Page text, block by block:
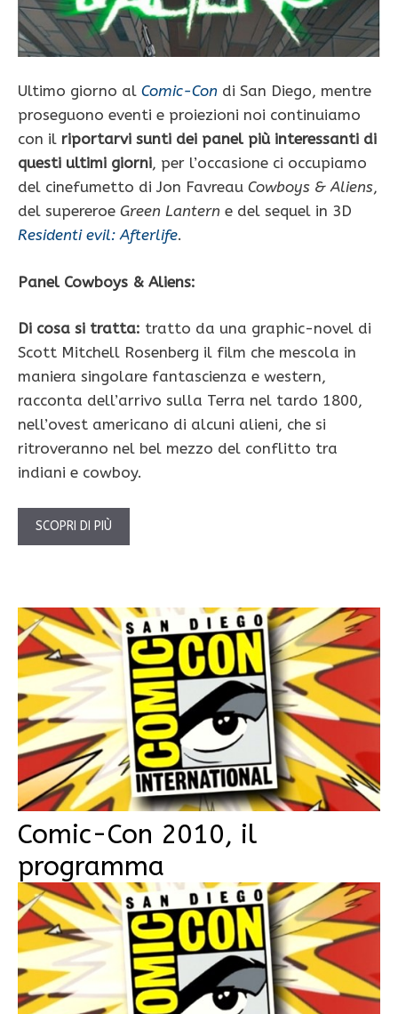
Ultimo giorno al Comic-Con di San Diego, mentre
proseguono eventi e proiezioni noi continuiamo
con il riportarvi sunti dei panel più interessanti di
questi ultimi giorni, per l’occasione ci occupiamo
del cinefumetto di Jon Favreau Cowboys & Aliens,
del supereroe Green Lantern e del sequel in 3D
Residenti evil: Afterlife.
Panel Cowboys & Aliens:
Di cosa si tratta: tratto da una graphic-novel di
Scott Mitchell Rosenberg il film che mescola in
maniera singolare fantascienza e western,
racconta dell’arrivo sulla Terra nel tardo 1800,
nell’ovest americano di alcuni alieni, che si
ritroveranno nel bel mezzo del conflitto tra
indiani e cowboy.
SCOPRI DI PIÙ
Comic-Con 2010, il
programma